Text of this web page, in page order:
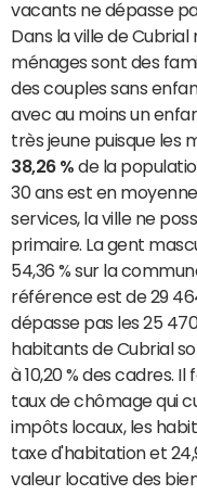
vacants ne dépasse
Dans la ville de Cubrial
ménages sont des
des couples sans
avec au moins un
très jeune puisque les
38,26 % de la
30 ans est en
services, la ville ne
primaire. La gent
54,36 % sur la
référence est de 29
dépasse pas les 25
habitants de Cubrial
à 10,20 % des cadres.
taux de chômage qui
impôts locaux, les
taxe d'habitation et
valeur locative des